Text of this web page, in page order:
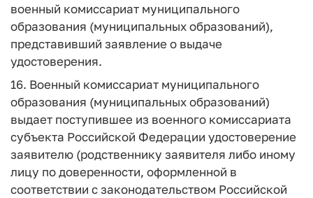
военный комиссариат муниципального
образования (муниципальных образований),
представивший заявление о выдаче
удостоверения.
16. Военный комиссариат муниципального
образования (муниципальных образований)
выдает поступившее из военного комиссариата
субъекта Российской Федерации удостоверение
заявителю (родственнику заявителя либо иному
лицу по доверенности, оформленной в
соответствии с законодательством Российской